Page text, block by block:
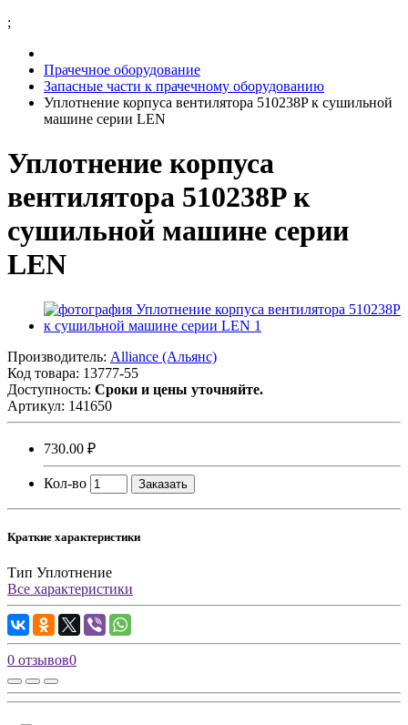
;
Прачечное оборудование
Запасные части к прачечному оборудованию
Уплотнение корпуса вентилятора 510238P к сушильной
машине серии LEN
Уплотнение корпуса
вентилятора 510238P к
сушильной машине серии
LEN
Производитель: Alliance (Альянс)
Код товара: 13777-55
Доступность: Сроки и цены уточняйте.
Артикул: 141650
730.00 ₽
Кол-во Заказать
Краткие характеристики
Тип Уплотнение
Все характеристики
0 отзывов0